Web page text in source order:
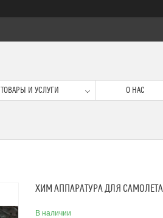
ТОВАРЫ И УСЛУГИ О НАС
ХИМ АППАРАТУРА ДЛЯ
В наличии